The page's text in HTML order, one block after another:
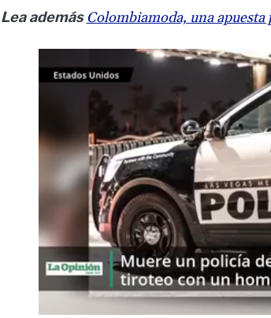
Lea ademásColombiamoda, una